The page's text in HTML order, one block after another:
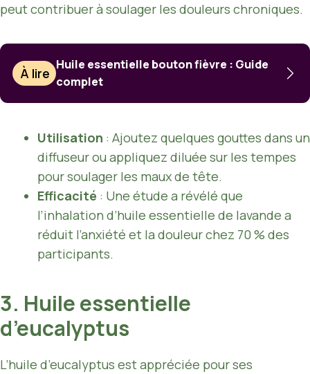
peut contribuer à soulager les douleurs chroniques.
À lire
Huile essentielle bouton fièvre : Guide
complet
Utilisation : Ajoutez quelques gouttes dans un
diffuseur ou appliquez diluée sur les tempes
pour soulager les maux de tête.
Efficacité : Une étude a révélé que
l’inhalation d’huile essentielle de lavande a
réduit l’anxiété et la douleur chez 70 % des
participants.
3. Huile essentielle
d’eucalyptus
L’huile d’eucalyptus est appréciée pour ses